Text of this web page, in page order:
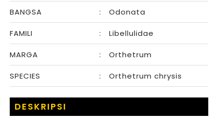
DESKRIPSI
BANGSA : Odonata
FAMILI : Libellulidae
MARGA : Orthetrum
SPECIES : Orthetrum chrysis